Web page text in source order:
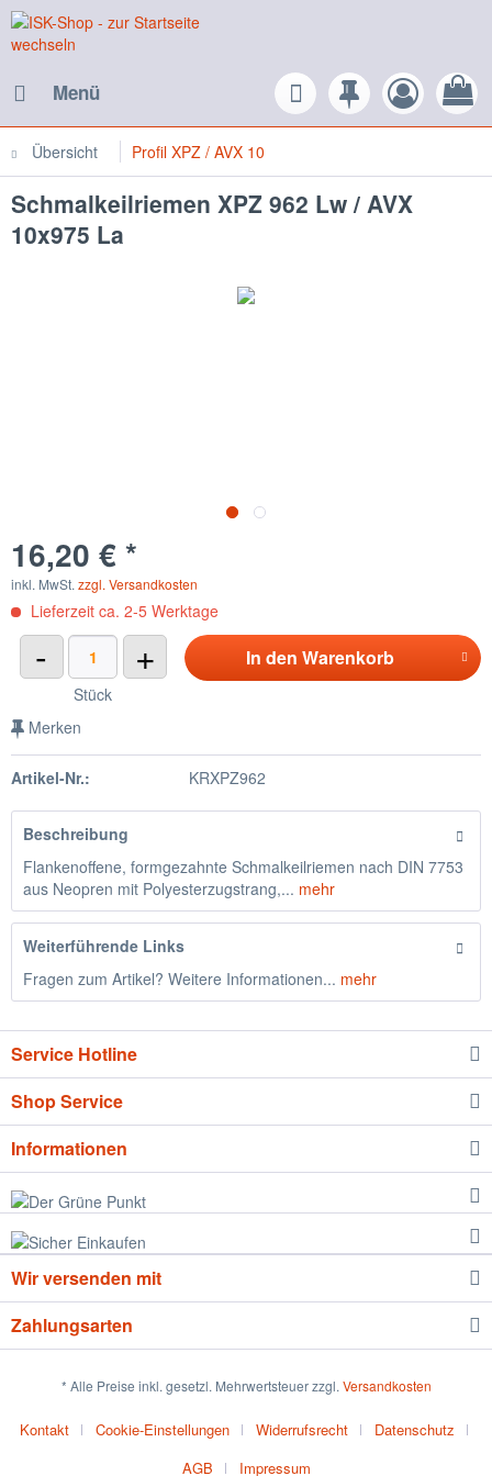
Menü
Übersicht Profil XPZ / AVX 10
Schmalkeilriemen XPZ 962 Lw / AVX
10x975 La
16,20 € *
inkl. MwSt. zzgl. Versandkosten
Lieferzeit ca. 2-5 Werktage
- +
Stück
In den Warenkorb
Merken
Artikel-Nr.: KRXPZ962
Beschreibung
Flankenoffene, formgezahnte Schmalkeilriemen nach DIN 7753
aus Neopren mit Polyesterzugstrang,... mehr
Weiterführende Links
Fragen zum Artikel? Weitere Informationen... mehr
Service Hotline
Shop Service
Informationen
Wir versenden mit
Zahlungsarten
* Alle Preise inkl. gesetzl. Mehrwertsteuer zzgl. Versandkosten
Kontakt Cookie-Einstellungen Widerrufsrecht
Datenschutz
AGB
Impressum